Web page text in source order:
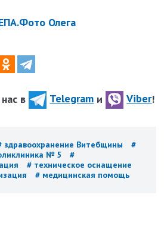
Олега
в Telegram и Viber!
здравоохранение Витебщины
#
№ 5
#
# техническое оснащение
# медицинская помощь